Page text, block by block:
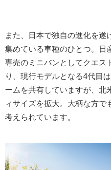
また、日本で独自の進化を遂
集めている車種のひとつ。日
専売のミニバンとしてクエス
り、現行モデルとなる4代目
ームを共有していますが、北
ィサイズを拡大。大柄な方で
考えられています。